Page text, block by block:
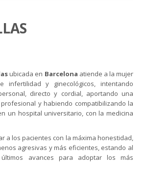
ubicada en Barcelona atiende a la mujer
infertilidad y ginecológicos, intentando
directo y cordial, aportando una
y habiendo compatibilizando la
un hospital universitario, con la medicina
a los pacientes con la máxima honestidad,
agresivas y más eficientes, estando al
avances para adoptar los más